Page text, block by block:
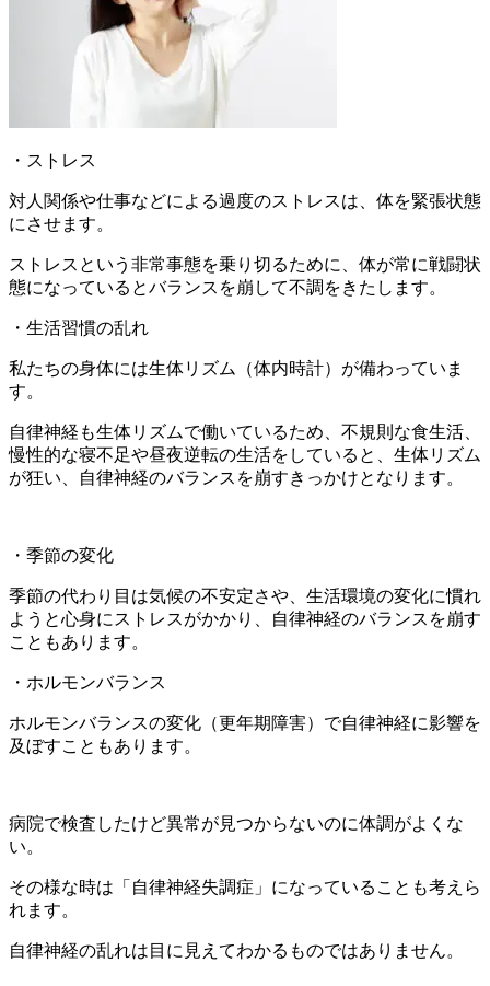
・ストレス
対人関係や仕事などによる過度のストレスは、体を緊張状態
にさせます。
ストレスという非常事態を乗り切るために、体が常に戦闘状
態になっているとバランスを崩して不調をきたします。
・生活習慣の乱れ
私たちの身体には生体リズム（体内時計）が備わっていま
す。
自律神経も生体リズムで働いているため、不規則な食生活、
慢性的な寝不足や昼夜逆転の生活をしていると、生体リズム
が狂い、自律神経のバランスを崩すきっかけとなります。
・季節の変化
季節の代わり目は気候の不安定さや、生活環境の変化に慣れ
ようと心身にストレスがかかり、自律神経のバランスを崩す
こともあります。
・ホルモンバランス
ホルモンバランスの変化（更年期障害）で自律神経に影響を
及ぼすこともあります。
病院で検査したけど異常が見つからないのに体調がよくな
い。
その様な時は「自律神経失調症」になっていることも考えら
れます。
自律神経の乱れは目に見えてわかるものではありません。